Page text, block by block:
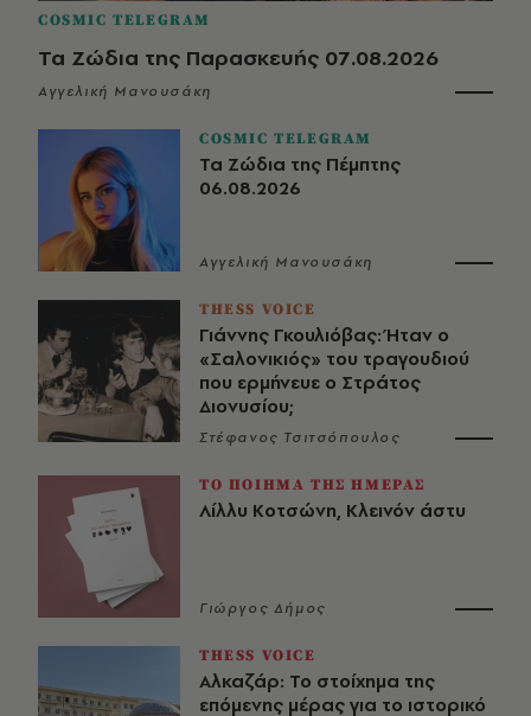
COSMIC TELEGRAM
Τα Ζώδια της Παρασκευής 07.08.2026
Αγγελική Μανουσάκη
COSMIC TELEGRAM
Τα Ζώδια της Πέμπτης
06.08.2026
Αγγελική Μανουσάκη
THESS VOICE
Γιάννης Γκουλιόβας: Ήταν ο
«Σαλονικιός» του τραγουδιού
που ερμήνευε ο Στράτος
Διονυσίου;
Στέφανος Τσιτσόπουλος
ΤΟ ΠΟΙΗΜΑ ΤΗΣ ΗΜΕΡΑΣ
Λίλλυ Κοτσώνη, Κλεινόν άστυ
Γιώργος Δήμος
THESS VOICE
Αλκαζάρ: Το στοίχημα της
επόμενης μέρας για το ιστορικό